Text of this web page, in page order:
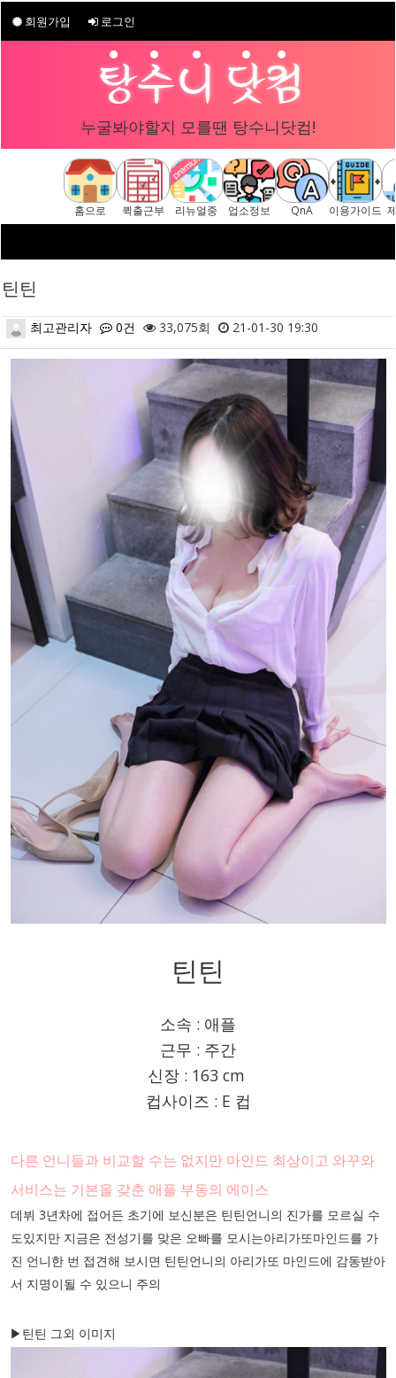
회원가입 로그인
누굴봐야할지 모를땐 탕수니닷컴!
홈으로 퀵출근부 리뉴얼중 업소정보 QnA 이용가이드
틴틴
최고관리자 0건 33,075회 21-01-30 19:30
본문
틴틴
소속 : 애플
근무 : 주간
신장 : 163 cm
컵사이즈 : E 컵
다른 언니들과 비교할 수는 없지만 마인드 최상이고 와꾸와
서비스는 기본을 갖춘 애플 부동의 에이스
데뷔 3년차에 접어든 초기에 보신분은 틴틴언니의 진가를 모르실 수
도있지만 지금은 전성기를 맞은 오빠를 모시는아리가또마인드를 가
진 언니한 번 접견해 보시면 틴틴언니의 아리가또 마인드에 감동받아
서 지명이될 수 있으니 주의
▶틴틴 그외 이미지